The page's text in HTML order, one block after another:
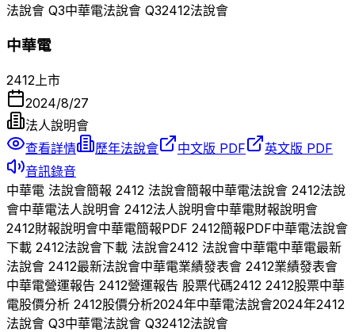
法說會 Q3中華電法說會 Q32412法說會
中華電
2412 上市
2024/8/27
法人說明會
查看詳情
歷年法說會 中文版 PDF
英文版 PDF
音訊錄音
中華電 法說會簡報 2412 法說會簡報中華電法說會 2412法說
會中華電法人說明會 2412法人說明會中華電財報說明會
2412財報說明會中華電簡報PDF 2412簡報PDF中華電法說會
下載 2412法說會下載 法說會2412 法說會中華電中華電最新
法說會 2412最新法說會中華電業績發表會 2412業績發表會
中華電營運報告 2412營運報告 股票代碼2412 2412股票中華
電股價分析 2412股價分析2024年中華電法說會2024年2412
法說會 Q3中華電法說會 Q32412法說會